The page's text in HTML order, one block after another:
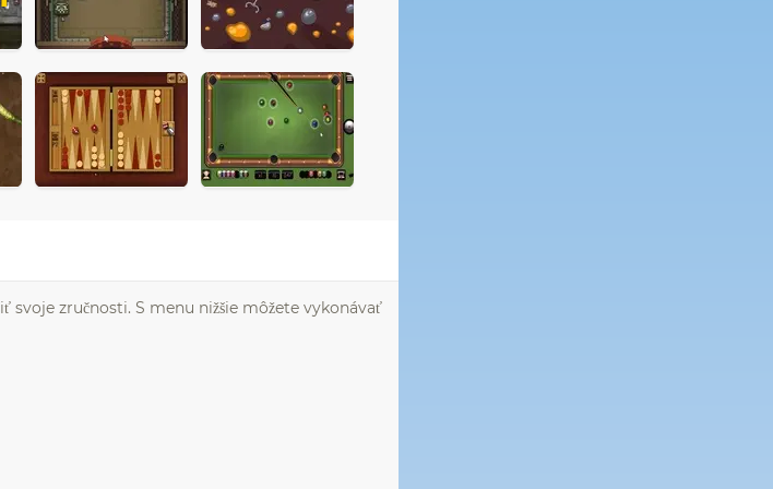
svoje zručnosti. S menu nižšie môžete vykonávať